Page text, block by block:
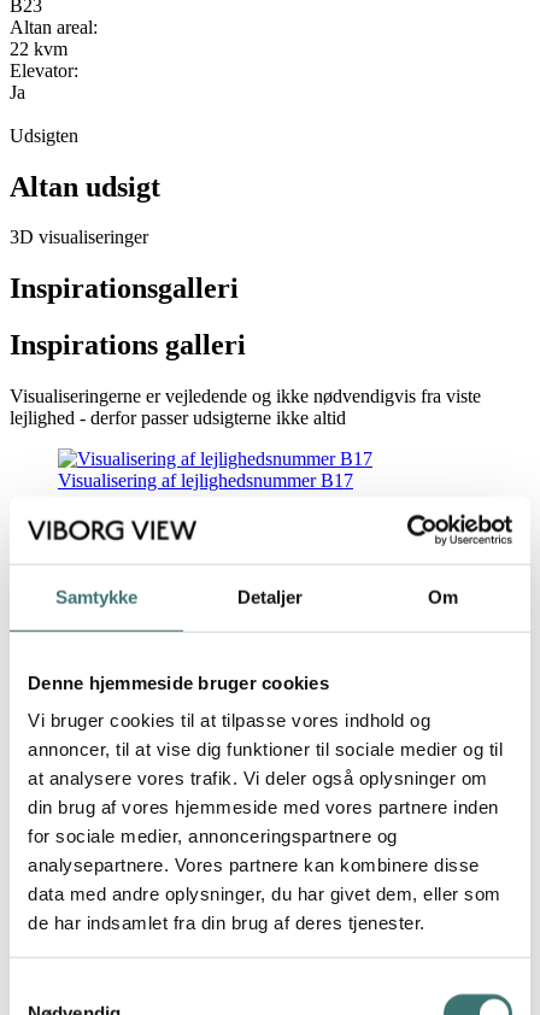
Samtykke Detaljer Om
Denne hjemmeside bruger cookies
Vi bruger cookies til at tilpasse vores indhold og
annoncer, til at vise dig funktioner til sociale medier og til
at analysere vores trafik. Vi deler også oplysninger om
din brug af vores hjemmeside med vores partnere inden
for sociale medier, annonceringspartnere og
analysepartnere. Vores partnere kan kombinere disse
data med andre oplysninger, du har givet dem, eller som
de har indsamlet fra din brug af deres tjenester.
B23
Altan areal:
22 kvm
Elevator:
Ja
Udsigten
Altan udsigt
3D visualiseringer
Inspirationsgalleri
Inspirations galleri
Visualiseringerne er vejledende og ikke nødvendigvis fra viste
lejlighed - derfor passer udsigterne ikke altid
Visualisering af lejlighedsnummer B17
Visualisering af lejlighedsnummer B17
Visualisering af lejlighedsnummer B17
Visualisering af lejlighedsnummer B17
Visualisering af lejlighedsnummer B17
Visualisering af lejlighedsnummer B17
Visualisering af lejlighedsnummer B17